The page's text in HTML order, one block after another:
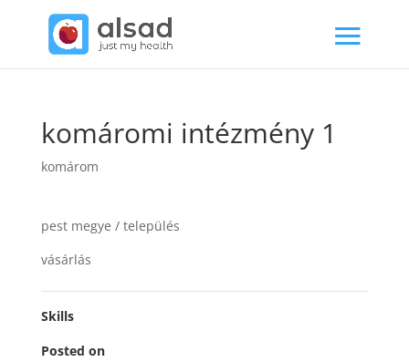
komáromi intézmény 1
komárom
pest megye / település
vásárlás
Skills
Posted on